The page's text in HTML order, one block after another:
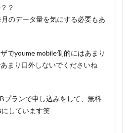
？
のデータ量を気にする必要もあ
でyoume mobile側的にはあまり
まり口外しないでくださいね
プランで申し込みをして、無料
しています笑